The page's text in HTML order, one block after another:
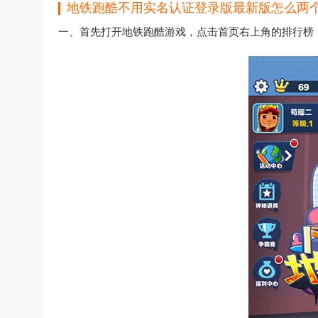
地铁跑酷不用实名认证登录版最新版怎么两
一、首先打开地铁跑酷游戏，点击首页右上角的排行榜